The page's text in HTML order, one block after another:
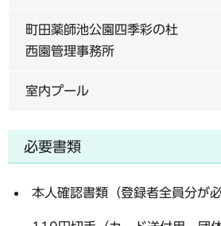
町田薬師池公園四季彩の杜
西園管理事務所
室内プール
必要書類
本人確認書類（登録者全員分が